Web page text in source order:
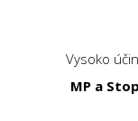
Vysoko
MP a